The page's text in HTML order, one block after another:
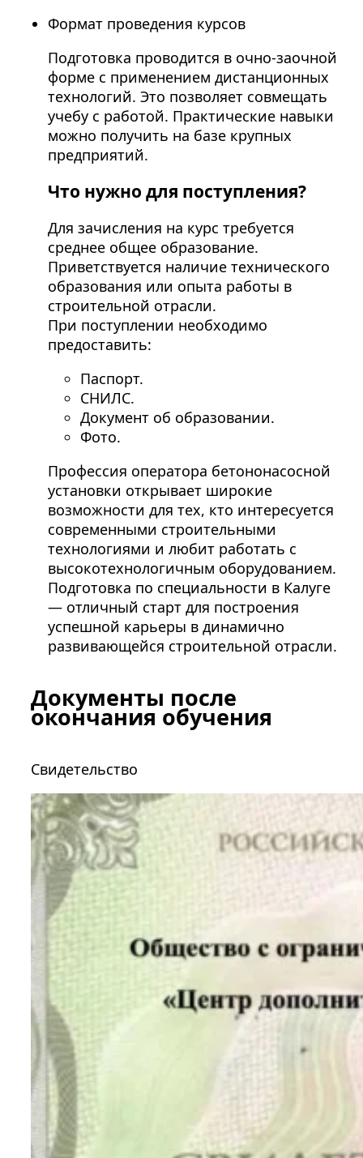
Формат проведения курсов
Подготовка проводится в очно-заочной
форме с применением дистанционных
технологий. Это позволяет совмещать
учебу с работой. Практические навыки
можно получить на базе крупных
предприятий.
Что нужно для поступления?
Для зачисления на курс требуется
среднее общее образование.
Приветствуется наличие технического
образования или опыта работы в
строительной отрасли.
При поступлении необходимо
предоставить:
Паспорт.
СНИЛС.
Документ об образовании.
Фото.
Профессия оператора бетононасосной
установки открывает широкие
возможности для тех, кто интересуется
современными строительными
технологиями и любит работать с
высокотехнологичным оборудованием.
Подготовка по специальности в Калуге
— отличный старт для построения
успешной карьеры в динамично
развивающейся строительной отрасли.
Документы после
окончания обучения
Свидетельство